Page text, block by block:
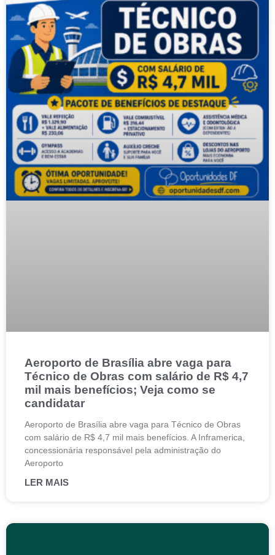
Aeroporto de Brasília abre vaga para
Técnico de Obras com salário de R$ 4,7
mil mais benefícios; Veja como se
candidatar
Aeroporto de Brasília abre vaga para Técnico de Obras
com salário de R$ 4,7 mil mais benefícios. A Inframerica,
concessionária responsável pela administração do
Aeroporto
LER MAIS